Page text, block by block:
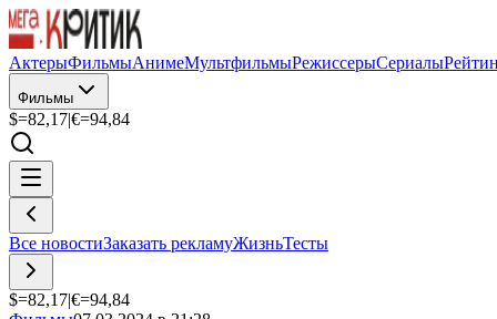
АктерыФильмыАнимеМультфильмыРежиссерыСериалы
Фильмы
$=82,17|€=94,84
Все новостиЗаказать рекламуЖизньТесты
$=82,17|€=94,84